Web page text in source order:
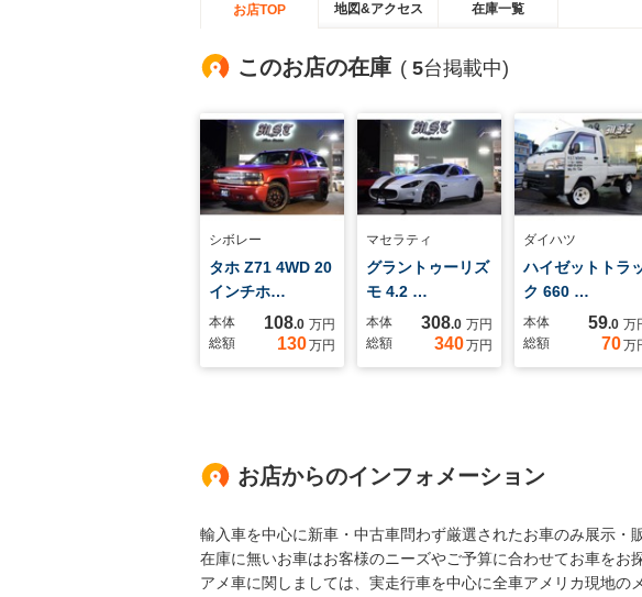
お店TOP 地図&アクセス 在庫一覧
このお店の在庫 ( 5台掲載中)
シボレー
タホ Z71 4WD 20
インチホ…
本体 108.0 万円
総額
130万円
マセラティ
グラントゥーリズ
モ 4.2 …
本体 308.0 万円
総額
340万円
ダイハツ
ハイゼットトラ
ク 660 …
本体 59.0 万
総額
70万
お店からのインフォメーション
輸入車を中心に新車・中古車問わず厳選されたお車のみ展示・
在庫に無いお車はお客様のニーズやご予算に合わせてお車をお
アメ車に関しましては、実走行車を中心に全車アメリカ現地の